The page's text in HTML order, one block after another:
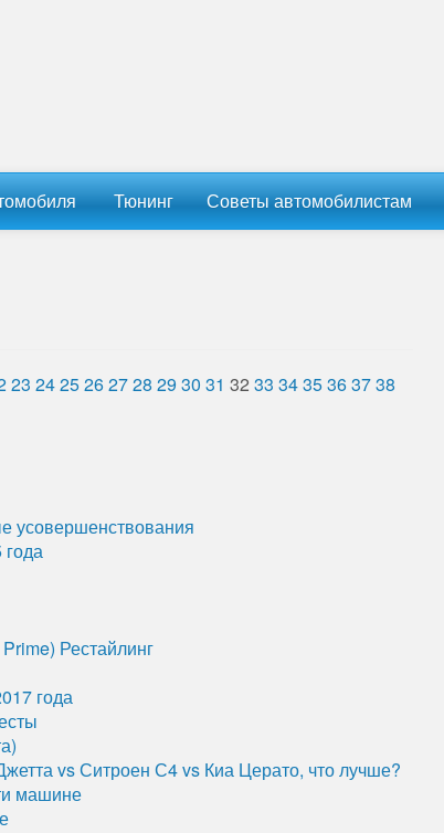
Тюнинг Советы автомобилистам
23 2425262728 29 30 31 32 33 3435363738
усовершенствования
Рестайлинг
года
vs Ситроен С4 vs Киа Церато, что лучше?
машине